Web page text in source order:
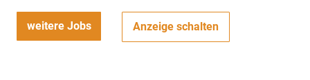
weitere Jobs Anzeige schalten